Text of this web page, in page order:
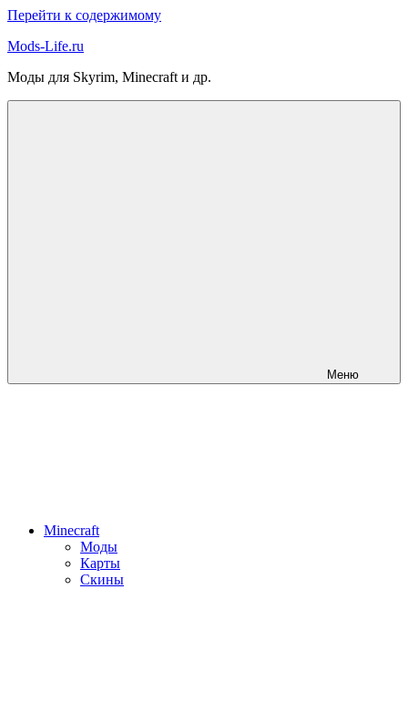
Перейти к содержимому
Mods-Life.ru
Моды для Skyrim, Minecraft и др.
Меню
Minecraft
Моды
Карты
Скины